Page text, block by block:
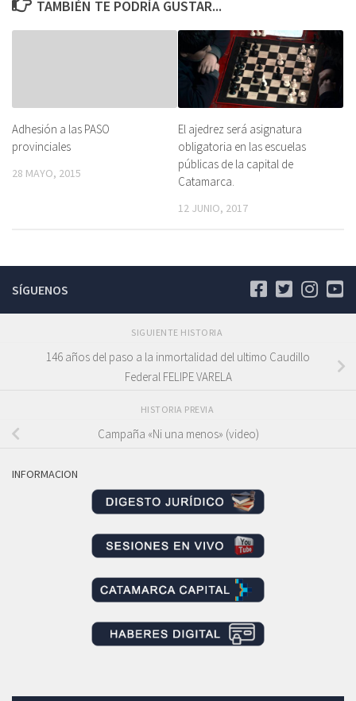
TAMBIÉN TE PODRÍA GUSTAR...
Adhesión a las PASO
provinciales
28 MAYO, 2015
El ajedrez será asignatura
obligatoria en las escuelas
públicas de la capital de
Catamarca.
12 JUNIO, 2017
SÍGUENOS
SIGUIENTE HISTORIA
146 años del paso a la inmortalidad del ultimo Caudillo
Federal FELIPE VARELA
HISTORIA PREVIA
Campaña «Ni una menos» (video)
INFORMACION